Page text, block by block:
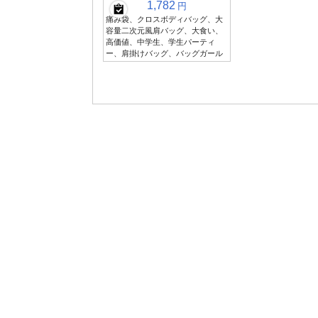
1,782 円
痛み袋、クロスボディバッグ、大
容量二次元風肩バッグ、大食い、
高価値、中学生、学生パーティ
ー、肩掛けバッグ、バッグガール